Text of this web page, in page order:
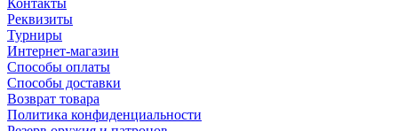
Контакты
Реквизиты
Турниры
Интернет-магазин
Способы оплаты
Способы доставки
Возврат товара
Политика конфиденциальности